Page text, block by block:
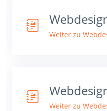
Weiter zu
Weiter zu